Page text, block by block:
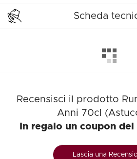
Scheda
Recensisci il prodotto
Anni 70cl
In regalo un coupon
Lascia una